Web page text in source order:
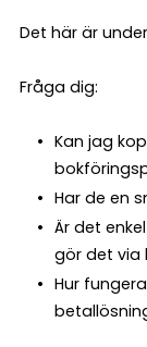
Det här är
Fråga dig:
Kan jag
Har de en
Är det
gör det via
Hur